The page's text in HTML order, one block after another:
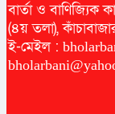
বার্তা ও বাণিজ্যিক
(৪য় তলা),
ই-মেইল :